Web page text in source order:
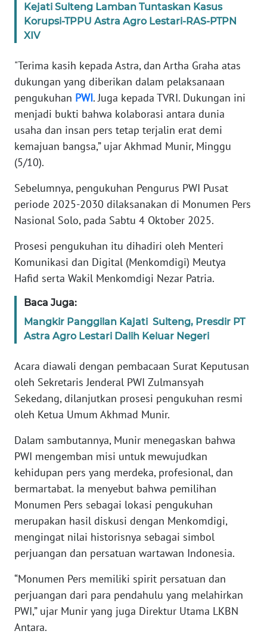
Kejati Sulteng Lamban Tuntaskan Kasus
Korupsi-TPPU Astra Agro Lestari-RAS-PTPN
XIV
"Terima kasih kepada Astra, dan Artha Graha atas
dukungan yang diberikan dalam pelaksanaan
pengukuhan PWI. Juga kepada TVRI. Dukungan ini
menjadi bukti bahwa kolaborasi antara dunia
usaha dan insan pers tetap terjalin erat demi
kemajuan bangsa,” ujar Akhmad Munir, Minggu
(5/10).
Sebelumnya, pengukuhan Pengurus PWI Pusat
periode 2025-2030 dilaksanakan di Monumen Pers
Nasional Solo, pada Sabtu 4 Oktober 2025.
Prosesi pengukuhan itu dihadiri oleh Menteri
Komunikasi dan Digital (Menkomdigi) Meutya
Hafid serta Wakil Menkomdigi Nezar Patria.
Baca Juga:
Mangkir Panggilan Kajati Sulteng, Presdir PT
Astra Agro Lestari Dalih Keluar Negeri
Acara diawali dengan pembacaan Surat Keputusan
oleh Sekretaris Jenderal PWI Zulmansyah
Sekedang, dilanjutkan prosesi pengukuhan resmi
oleh Ketua Umum Akhmad Munir.
Dalam sambutannya, Munir menegaskan bahwa
PWI mengemban misi untuk mewujudkan
kehidupan pers yang merdeka, profesional, dan
bermartabat. Ia menyebut bahwa pemilihan
Monumen Pers sebagai lokasi pengukuhan
merupakan hasil diskusi dengan Menkomdigi,
mengingat nilai historisnya sebagai simbol
perjuangan dan persatuan wartawan Indonesia.
“Monumen Pers memiliki spirit persatuan dan
perjuangan dari para pendahulu yang melahirkan
PWI,” ujar Munir yang juga Direktur Utama LKBN
Antara.
KAMI
PEDOMAN
SIBER
REDAKSI
KARIR
DISCLAIMER
Wahana
News
Regional
WN
SUMUT
JAKARTA
WN
WN
BANTEN
WN
KEPRI
WN
PAPUA
WN
BARAT
WN
RIAU